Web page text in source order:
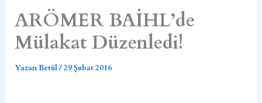
ARÖMER BAİHL’de
Mülakat Düzenledi!
YazanBetül/29 Şubat 2016